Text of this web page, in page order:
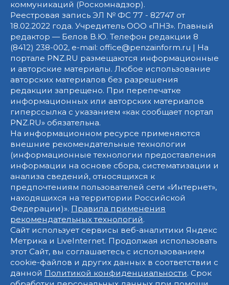
коммуникаций (Роскомнадзор).
Реестровая запись ЭЛ № ФС 77 - 82747 от
18.02.2022 года. Учредитель ООО «ПНЗ». Главный
редактор — Белов В.Ю. Телефон редакции 8
(8412) 238-002, e-mail: office@penzainform.ru | На
портале PNZ.RU размещаются информационные
и авторские материалы. Любое использование
авторских материалов без разрешения
редакции запрещено. При перепечатке
информационных или авторских материалов
гиперссылка с указанием «как сообщает портал
PNZ.RU» обязательна.
На информационном ресурсе применяются
внешние рекомендательные технологии
(информационные технологии предоставления
информации на основе сбора, систематизации и
анализа сведений, относящихся к
предпочтениям пользователей сети «Интернет»,
находящихся на территории Российской
Федерации)». Правила применения
рекомендательных технологий.
Сайт использует сервисы веб-аналитики Яндекс
Метрика и LiveInternet. Продолжая использовать
этот Сайт, вы соглашаетесь с использованием
cookie-файлов и других данных в соответствии с
данной Политикой конфиденциальности. Срок